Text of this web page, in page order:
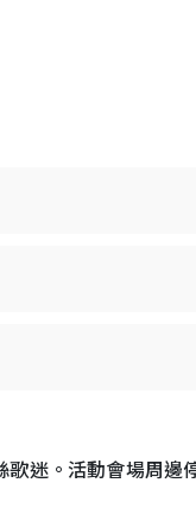
歌迷。活動會場周邊